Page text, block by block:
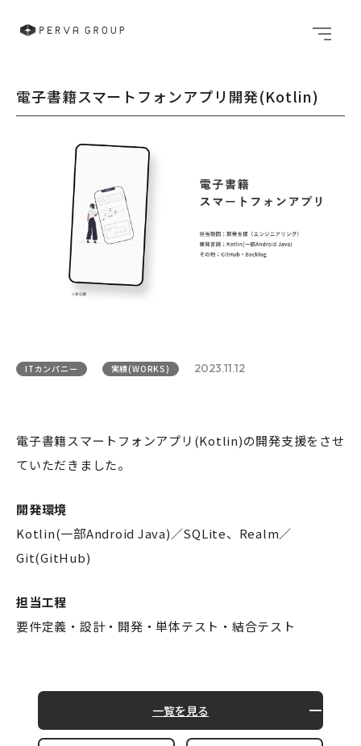
メニュ
電子書籍スマートフォンアプリ開発(Kotlin)
ITカンパニー 実績(WORKS) 2023.11.12
電子書籍スマートフォンアプリ(Kotlin)の開発支援をさせ
ていただきました。
開発環境
Kotlin(一部Android Java)／SQLite、Realm／
Git(GitHub)
担当工程
要件定義・設計・開発・単体テスト・結合テスト
一覧を見る